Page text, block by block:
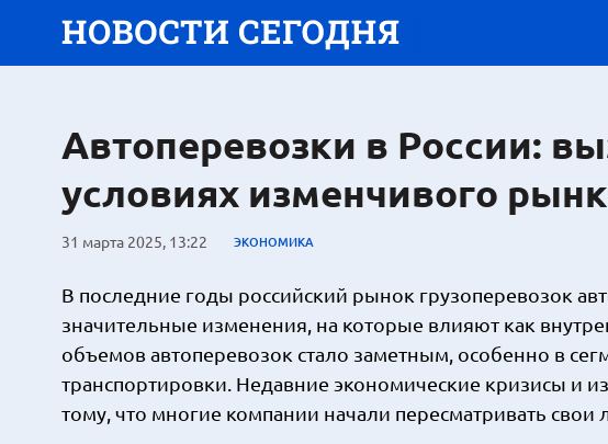
Автоперевозки в России:
условиях изменчивого
31 марта 2025, 13:22 ЭКОНОМИКА
В последние годы российский рынок грузоперевозок
значительные изменения, на которые влияют как
объемов автоперевозок стало заметным, особенно в
транспортировки. Недавние экономические кризисы и
тому, что многие компании начали пересматривать свои